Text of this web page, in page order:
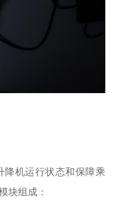
降机运行状态和保障乘
块组成：